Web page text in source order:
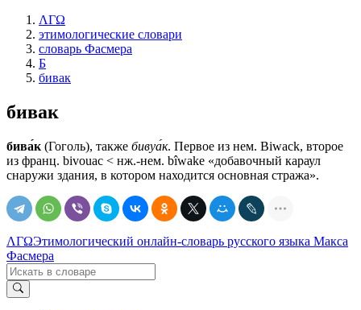
ΛΓΩ
этимологические словари
словарь Фасмера
Б
бивак
бивак
бива́к (Гоголь), также бивуа́к. Первое из нем. Biwack, второе
из франц. bivouac < нж.-нем. bîwake «добавочный караул
снаружи здания, в котором находится основная стража».
ΛΓΩЭтимологический онлайн-словарь русского языка Макса
Фасмера